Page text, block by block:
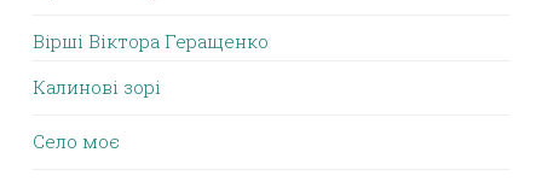
Вірші Віктора Геращенко
Калинові зорі
Село моє